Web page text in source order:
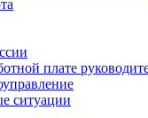
плате
ситуации